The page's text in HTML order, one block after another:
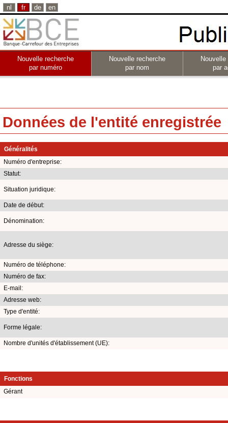
nl fr de en
Nouvelle recherche
par numéro
Nouvelle recherche
par nom
par
Données de l'entité enregistrée
Généralités
Numéro d'entreprise:
Statut:
Situation juridique:
Date de début:
Dénomination:
Adresse du siège:
Numéro de téléphone:
Numéro de fax:
E-mail:
Adresse web:
Type d'entité:
Forme légale:
Nombre d'unités d'établissement (UE):
Fonctions
Gérant